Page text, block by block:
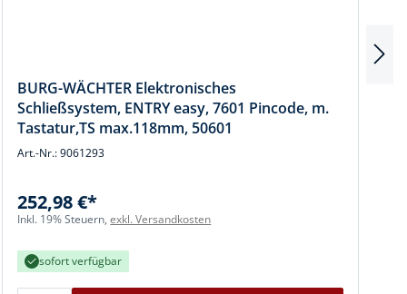
BURG-WÄCHTER Elektronisches
Schließsystem, ENTRY easy, 7601 Pincode, m.
Tastatur,TS max.118mm, 50601
Art.-Nr.: 9061293
252,98 €*
Inkl. 19% Steuern,exkl. Versandkosten
sofort verfügbar